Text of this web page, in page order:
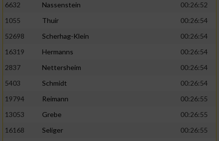
6632
Nassenstein
00:26:52
1055
Thuir
00:26:54
52698
Scherhag-Klein
00:26:54
16319
Hermanns
00:26:54
2837
Nettersheim
00:26:54
5403
Schmidt
00:26:54
19794
Reimann
00:26:55
13053
Grebe
00:26:55
16168
Seliger
00:26:55